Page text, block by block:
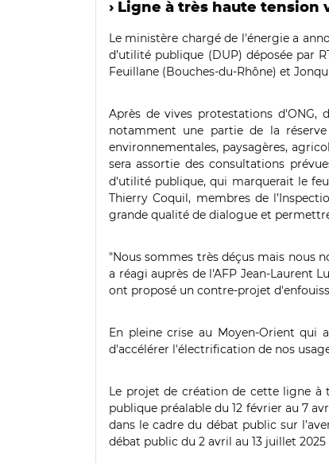
› Ligne à très haute
Le ministère chargé de l'énergie a
d’utilité publique (DUP) déposée par
Feuillane (Bouches-du-Rhône) et
Après de vives protestations
notamment une partie de la
environnementales, paysagères,
sera assortie des consultations
d'utilité publique, qui marquerait le
Thierry Coquil, membres de
grande qualité de dialogue et
"Nous sommes très déçus mais nous
a réagi auprès de l'AFP Jean-Laurent
ont proposé un contre-projet
En pleine crise au Moyen-Orient qui
d'accélérer l'électrification de nos
Le projet de création de cette ligne à
publique préalable du 12 février au 7
dans le cadre du débat public sur
débat public du 2 avril au 13 juillet